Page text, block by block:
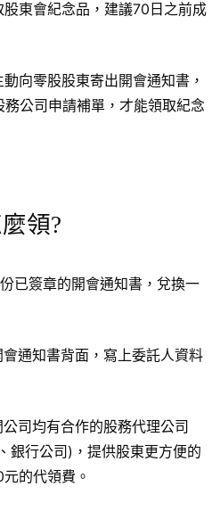
東會紀念品，建議70日之前成
向零股股東寄出開會通知書，
公司申請補單，才能領取紀念
領?
已簽章的開會通知書，兌換一
通知書背面，寫上委託人資料
司均有合作的股務代理公司
銀行公司)，提供股東更方便的
的代領費。